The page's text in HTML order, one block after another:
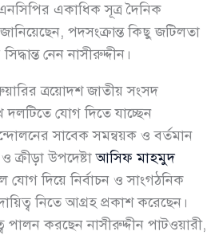
একাধিক সূত্র দৈনিক
পদসংক্রান্ত কিছু জটিলতা
নেন নাসীরুদ্দীন।
ত্রয়োদশ জাতীয় সংসদ
দলটিতে যোগ দিতে যাচ্ছেন
সাবেক সমন্বয়ক ও বর্তমান
ক্রীড়া উপদেষ্টাআসিফ মাহমুদ
যোগ দিয়ে নির্বাচন ও সাংগঠনিক
নিতে আগ্রহ প্রকাশ করেছেন।
পালন করছেন নাসীরুদ্দীন পাটওয়ারী,